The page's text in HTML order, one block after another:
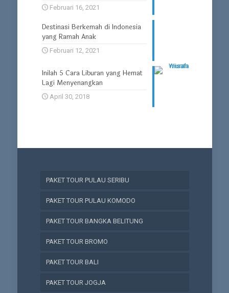
Februari 16, 2021
Destinasi Berkemah di Indonesia
yang Ramah Anak
Februari 12, 2021
Inilah 5 Cara Liburan yang Hemat
Lagi Menyenangkan
April 30, 2018
PAKET TOUR PULAU SERIBU
PAKET TOUR PULAU KOMODO
PAKET TOUR BANGKA BELITUNG
PAKET TOUR BROMO
PAKET TOUR BALI
PAKET TOUR JOGJA